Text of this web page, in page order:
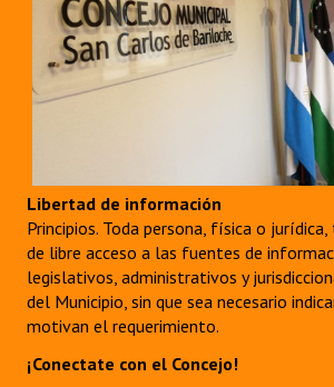
Libertad de información
Principios. Toda persona, física o
de libre acceso a las fuentes de
legislativos, administrativos y
del Municipio, sin que sea necesario
motivan el requerimiento.
¡Conectate con el Concejo!